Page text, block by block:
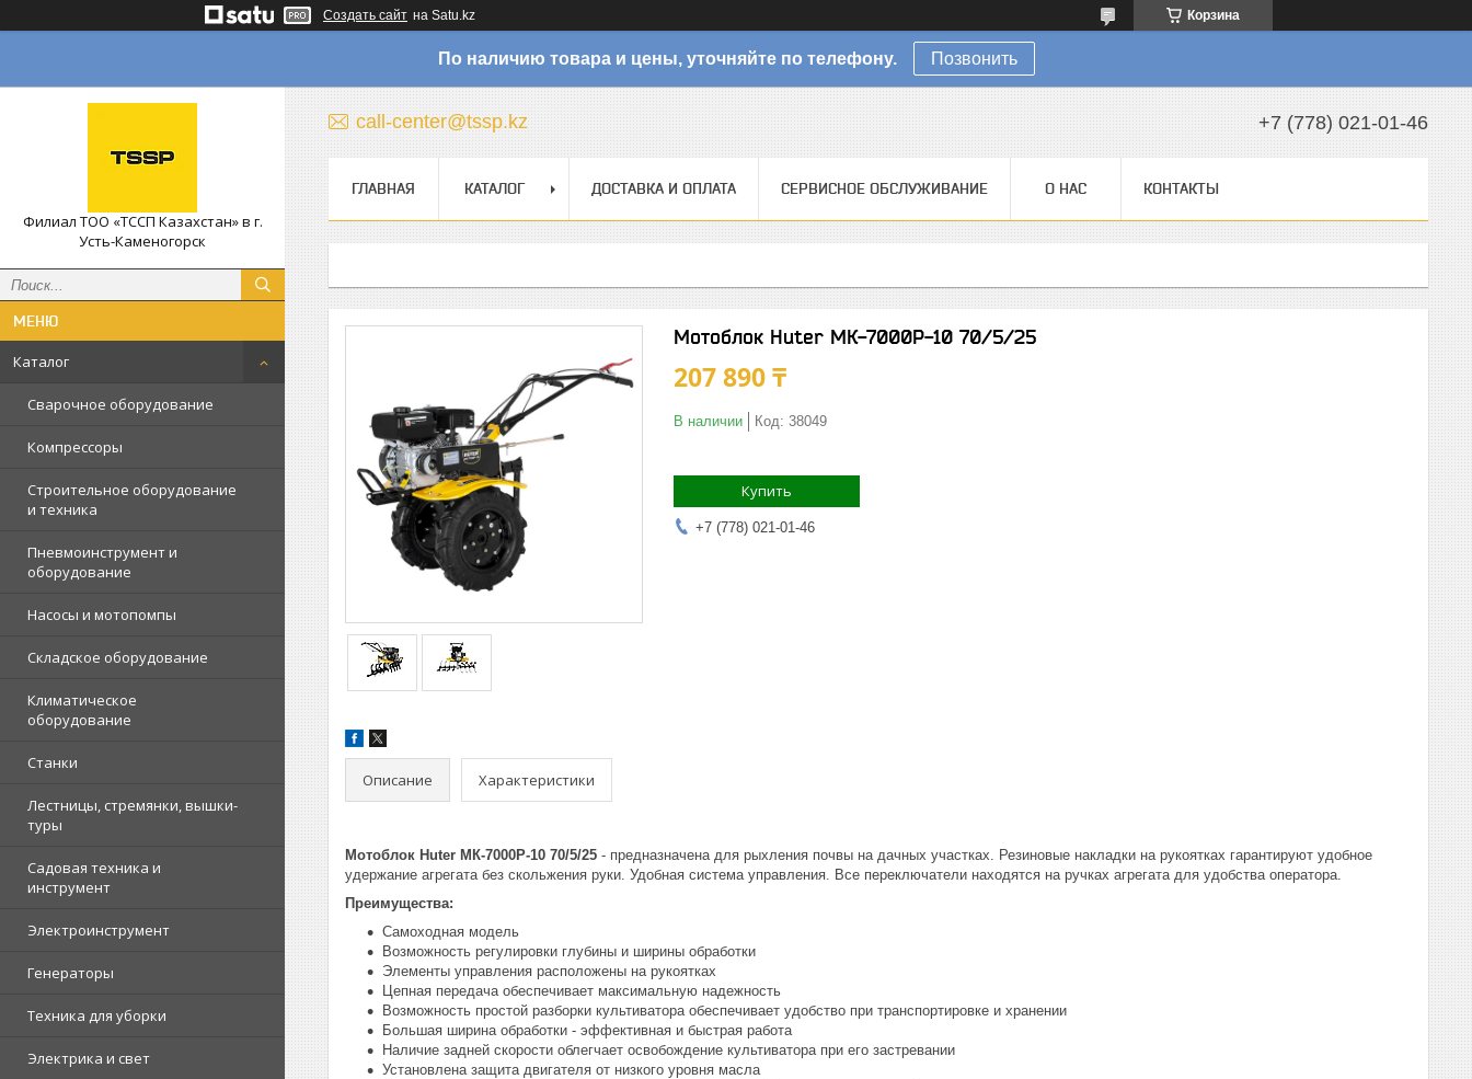
Создать сайт на Satu.kz Корзина
По наличию товара и цены, уточняйте по телефону. Позвонить
Филиал ТОО «ТССП Казахстан» в г.
Усть-Каменогорск
Каталог
Сварочное оборудование
Компрессоры
Строительное оборудование
и техника
Пневмоинструмент и
оборудование
Насосы и мотопомпы
Складское оборудование
Климатическое
оборудование
Станки
Лестницы, стремянки, вышки-
туры
Садовая техника и
инструмент
Электроинструмент
Генераторы
Техника для уборки
Электрика и свет
call-center@tssp.kz +7 (778) 021-01-46
ГЛАВНАЯ КАТАЛОГ ДОСТАВКА И ОПЛАТА СЕРВИСНОЕ ОБСЛУЖИВАНИЕ О НАС КОНТАКТЫ
Мотоблок Huter МК-7000Р-10 70/5/25
207 890 ₸
В наличии Код: 38049
Купить
+7 (778) 021-01-46
Описание Характеристики
Мотоблок Huter МК-7000Р-10 70/5/25 - предназначена для рыхления почвы на дачных участках. Резиновые накладки на рукоятках гарантируют удобное
удержание агрегата без скольжения руки. Удобная система управления. Все переключатели находятся на ручках агрегата для удобства оператора.
Преимущества:
Самоходная модель
Возможность регулировки глубины и ширины обработки
Элементы управления расположены на рукоятках
Цепная передача обеспечивает максимальную надежность
Возможность простой разборки культиватора обеспечивает удобство при транспортировке и хранении
Большая ширина обработки - эффективная и быстрая работа
Наличие задней скорости облегчает освобождение культиватора при его застревании
Установлена защита двигателя от низкого уровня масла